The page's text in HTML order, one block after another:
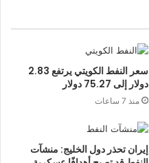
سعر النفط الكويتي يرتفع 2.83
دولار إلى 75.27 دولار
منذ 7 ساعات
إيران تحذر دول الخليج: منشآت